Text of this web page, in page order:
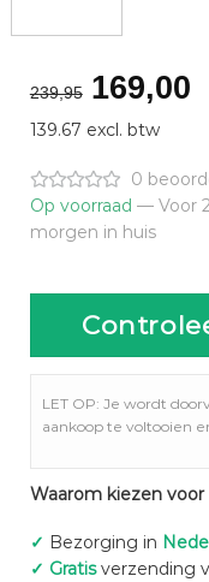
239,95
prijs
was:
169,00
139.67 excl. btw
0
Op voorraad — Voor
morgen in huis
LET OP: Je wordt
aankoop te voltooien
Waarom kiezen voor
✓ Bezorging in
✓ Gratisverzending